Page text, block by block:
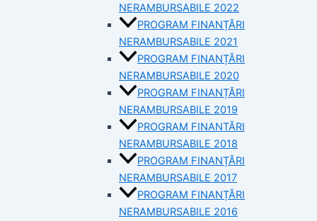
NERAMBURSABILE 2022
PROGRAM FINANȚĂRI
NERAMBURSABILE 2021
PROGRAM FINANȚĂRI
NERAMBURSABILE 2020
PROGRAM FINANȚĂRI
NERAMBURSABILE 2019
PROGRAM FINANTĂRI
NERAMBURSABILE 2018
PROGRAM FINANȚĂRI
NERAMBURSABILE 2017
PROGRAM FINANȚĂRI
NERAMBURSABILE 2016